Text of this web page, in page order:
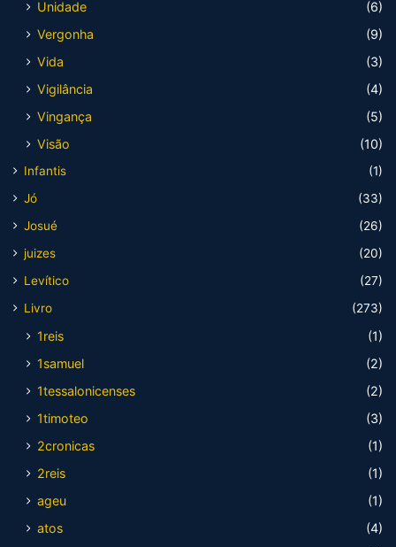
Unidade
(6)
Vergonha
(9)
Vida
(3)
Vigilância
(4)
Vingança
(5)
Visão
(10)
Infantis
(1)
Jó
(33)
Josué
(26)
juizes
(20)
Levítico
(27)
Livro
(273)
1reis
(1)
1samuel
(2)
1tessalonicenses
(2)
1timoteo
(3)
2cronicas
(1)
2reis
(1)
ageu
(1)
atos
(4)